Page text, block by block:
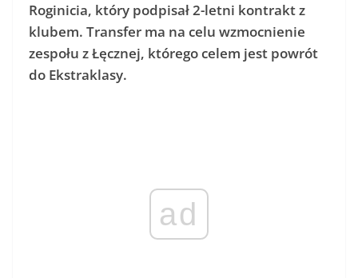
Roginicia, który podpisał 2-letni kontrakt z
klubem. Transfer ma na celu wzmocnienie
zespołu z Łęcznej, którego celem jest powrót
do Ekstraklasy.
ad